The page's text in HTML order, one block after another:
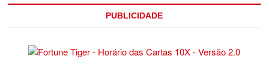
PUBLICIDADE